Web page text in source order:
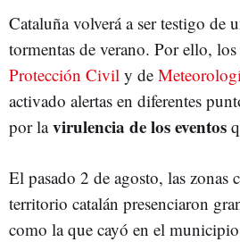
Cataluña volverá a ser testigo de
tormentas de verano. Por ello, los
Protección Civil y de
activado alertas en diferentes
por lavirulencia de los eventos
El pasado 2 de agosto, las zonas
territorio catalán presenciaron
como la que cayó en el